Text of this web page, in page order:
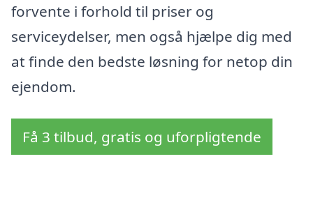
forvente i forhold til priser og
serviceydelser, men også hjælpe dig med
at finde den bedste løsning for netop din
ejendom.
Få 3 tilbud, gratis og uforpligtende